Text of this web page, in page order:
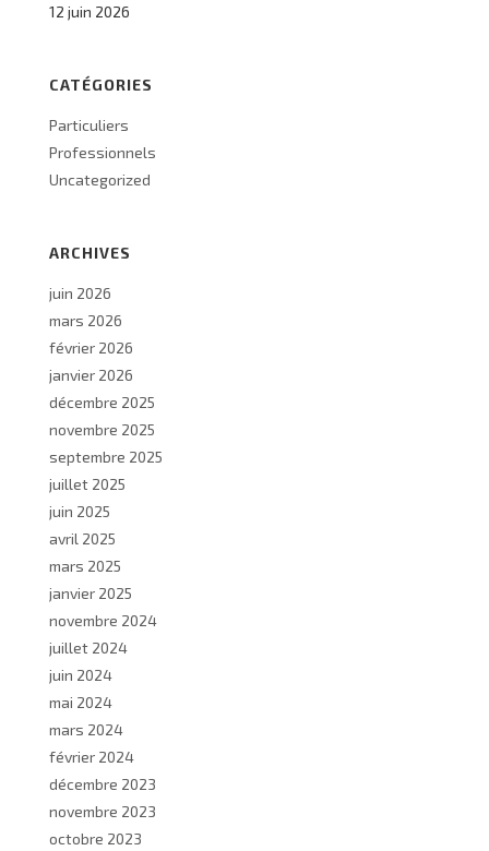
12 juin 2026
CATÉGORIES
Particuliers
Professionnels
Uncategorized
ARCHIVES
juin 2026
mars 2026
février 2026
janvier 2026
décembre 2025
novembre 2025
septembre 2025
juillet 2025
juin 2025
avril 2025
mars 2025
janvier 2025
novembre 2024
juillet 2024
juin 2024
mai 2024
mars 2024
février 2024
décembre 2023
novembre 2023
octobre 2023